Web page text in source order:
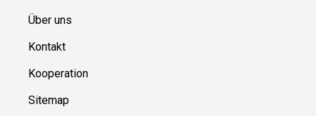
Über uns
Kontakt
Kooperation
Sitemap